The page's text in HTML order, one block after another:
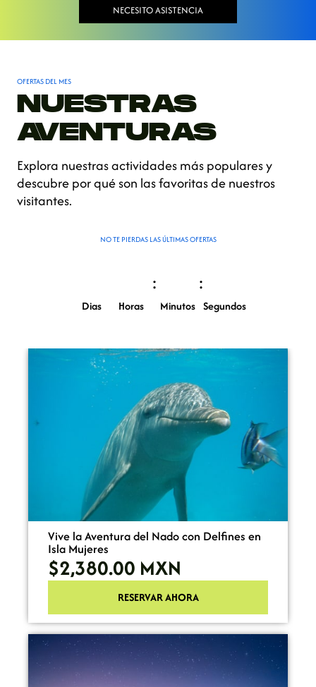
NECESITO ASISTENCIA
OFERTAS DEL MES
NUESTRAS
AVENTURAS
Explora nuestras actividades más populares y
descubre por qué son las favoritas de nuestros
visitantes.
NO TE PIERDAS LAS ÚLTIMAS OFERTAS
Dias Horas
:
Minutos
:
Segundos
Vive la Aventura del Nado con Delfines en
Isla Mujeres
$2,380.00 MXN
RESERVAR AHORA